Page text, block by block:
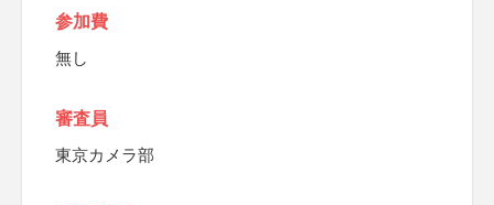
参加費
無し
審査員
東京カメラ部